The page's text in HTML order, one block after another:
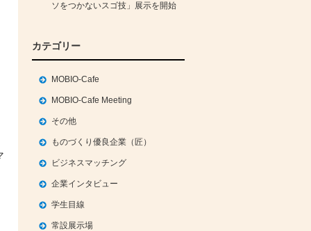
ソをつかないスゴ技」展示を開始
カテゴリー
MOBIO-Cafe
MOBIO-Cafe Meeting
その他
ものづくり優良企業（匠）
ビジネスマッチング
企業インタビュー
学生目線
常設展示場